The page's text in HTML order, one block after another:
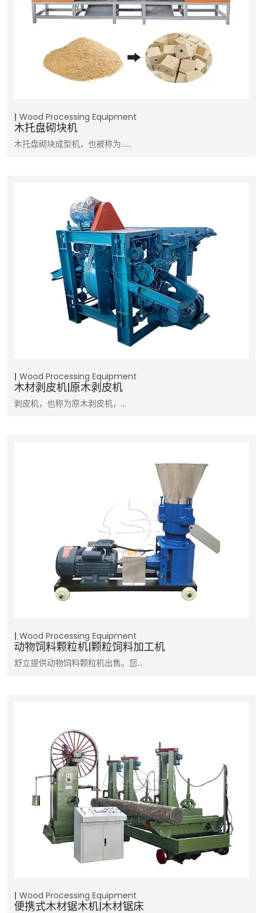
Wood Processing Equipment
木托盘砌块机
木托盘砌块成型机，也被称为……
Wood Processing Equipment
木材剥皮机|原木剥皮机
剥皮机，也称为原木剥皮机，…
Wood Processing Equipment
动物饲料颗粒机|颗粒饲料加工机
舒立提供动物饲料颗粒机出售。您…
Wood Processing Equipment
便携式木材锯木机|木材锯床